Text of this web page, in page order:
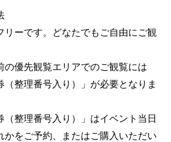
リーです。どなたでもご自由にご観
の優先観覧エリアでのご観覧には
（整理番号入り）」が必要となりま
（整理番号入り）」はイベント当日
かをご予約、またはご購入いただい